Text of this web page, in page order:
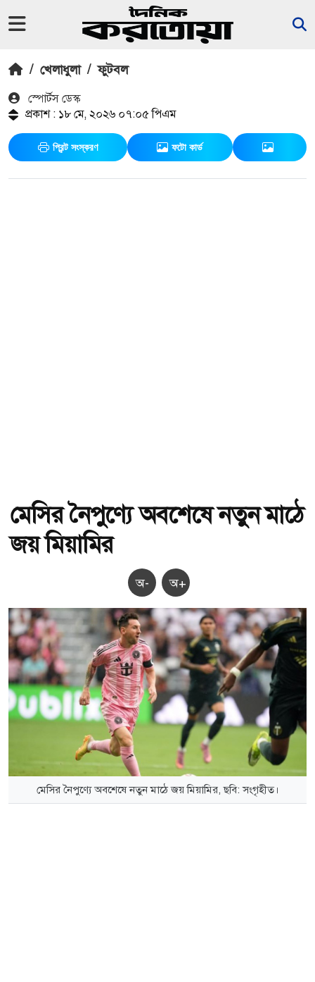
/ খেলাধুলা / ফুটবল
স্পোর্টস ডেস্ক
প্রকাশ : ১৮ মে, ২০২৬ ০৭:০৫ পিএম
প্রিন্ট সংস্করণ ফটো কার্ড
মেসির নৈপুণ্যে অবশেষে নতুন মাঠে
জয় মিয়ামির
অ- অ+
মেসির নৈপুণ্যে অবশেষে নতুন মাঠে জয় মিয়ামির, ছবি: সংগৃহীত।